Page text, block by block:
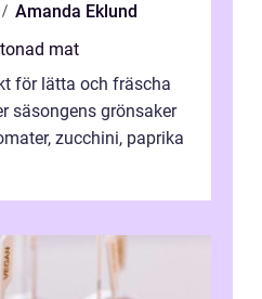
Amanda Eklund
mat
för lätta och fräscha
säsongens grönsaker
zucchini, paprika